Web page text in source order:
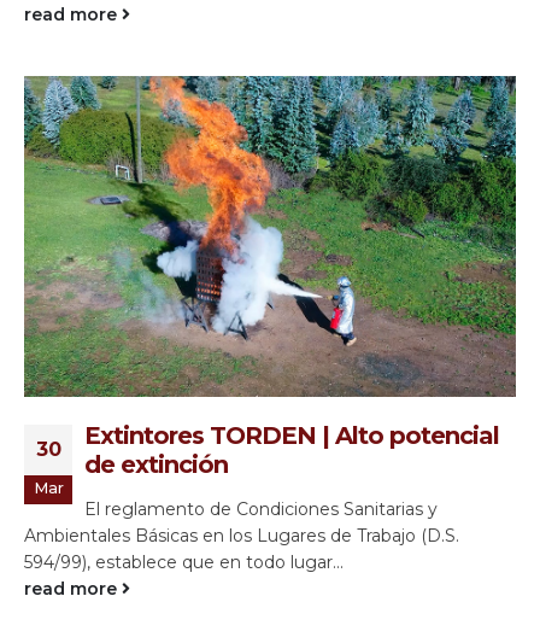
read more
30
Mar
Extintores TORDEN | Alto potencial
de extinción
El reglamento de Condiciones Sanitarias y
Ambientales Básicas en los Lugares de Trabajo (D.S.
594/99), establece que en todo lugar...
read more